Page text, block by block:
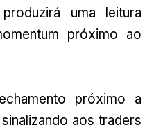
uma leitura
próximo ao
próximo a
aos traders